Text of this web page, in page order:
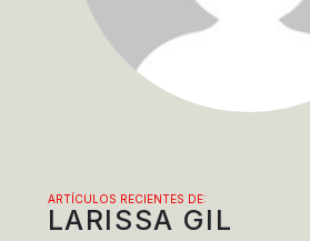
ARTÍCULOS RECIENTES DE:
LARISSA GIL